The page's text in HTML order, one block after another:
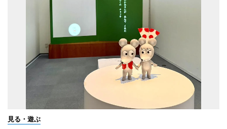
見る・遊ぶ